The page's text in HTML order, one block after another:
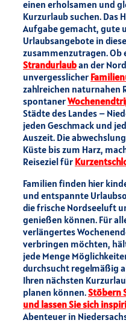
einen erholsamen und
Kurzurlaub suchen. Das
Aufgabe gemacht, gute
Urlaubsangebote in
zusammenzutragen. Ob
Strandurlauban der
unvergesslicher
zahlreichen naturnahen
spontaner
Städte des Landes –
jeden Geschmack und
Auszeit. Die
Küste bis zum Harz,
Reiseziel für
Familien finden hier
und entspannte
die frische Nordseeluft
genießen können. Für
verlängertes
verbringen möchten,
jede Menge
durchsucht regelmäßig
Ihren nächsten
planen können.Stöbern
und lassen Sie sich
Abenteuer in